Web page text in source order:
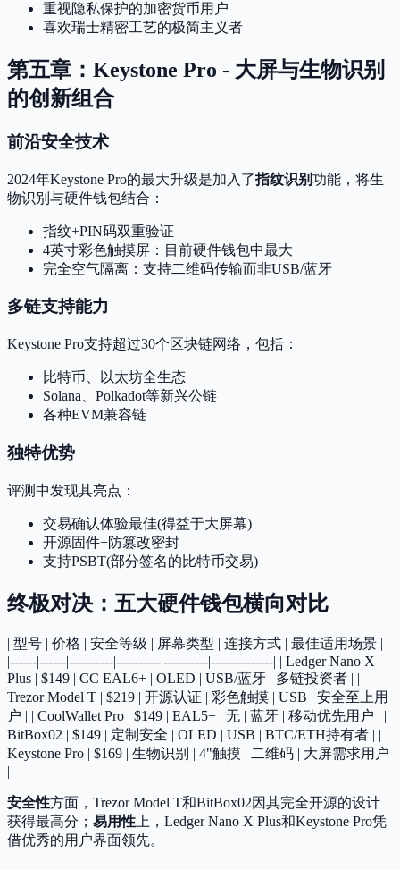
重视隐私保护的加密货币用户
喜欢瑞士精密工艺的极简主义者
第五章：Keystone Pro - 大屏与生物识别
的创新组合
前沿安全技术
2024年Keystone Pro的最大升级是加入了指纹识别功能，将生
物识别与硬件钱包结合：
指纹+PIN码双重验证
4英寸彩色触摸屏：目前硬件钱包中最大
完全空气隔离：支持二维码传输而非USB/蓝牙
多链支持能力
Keystone Pro支持超过30个区块链网络，包括：
比特币、以太坊全生态
Solana、Polkadot等新兴公链
各种EVM兼容链
独特优势
评测中发现其亮点：
交易确认体验最佳(得益于大屏幕)
开源固件+防篡改密封
支持PSBT(部分签名的比特币交易)
终极对决：五大硬件钱包横向对比
| 型号 | 价格 | 安全等级 | 屏幕类型 | 连接方式 | 最佳适用场景 |
|------|------|----------|----------|----------|--------------| | Ledger Nano X
Plus | $149 | CC EAL6+ | OLED | USB/蓝牙 | 多链投资者 | |
Trezor Model T | $219 | 开源认证 | 彩色触摸 | USB | 安全至上用
户 | | CoolWallet Pro | $149 | EAL5+ | 无 | 蓝牙 | 移动优先用户 | |
BitBox02 | $149 | 定制安全 | OLED | USB | BTC/ETH持有者 | |
Keystone Pro | $169 | 生物识别 | 4"触摸 | 二维码 | 大屏需求用户
|
安全性方面，Trezor Model T和BitBox02因其完全开源的设计
获得最高分； 易用性上，Ledger Nano X Plus和Keystone Pro凭
借优秀的用户界面领先。